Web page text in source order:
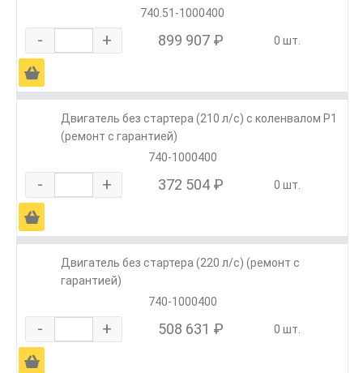
740.51-1000400
- + 899 907 ₽ 0 шт.
Ä
Двигатель без стартера (210 л/с) с коленвалом Р1
(ремонт с гарантией)
740-1000400
- + 372 504 ₽ 0 шт.
Ä
Двигатель без стартера (220 л/с) (ремонт с
гарантией)
740-1000400
- + 508 631 ₽ 0 шт.
Ä